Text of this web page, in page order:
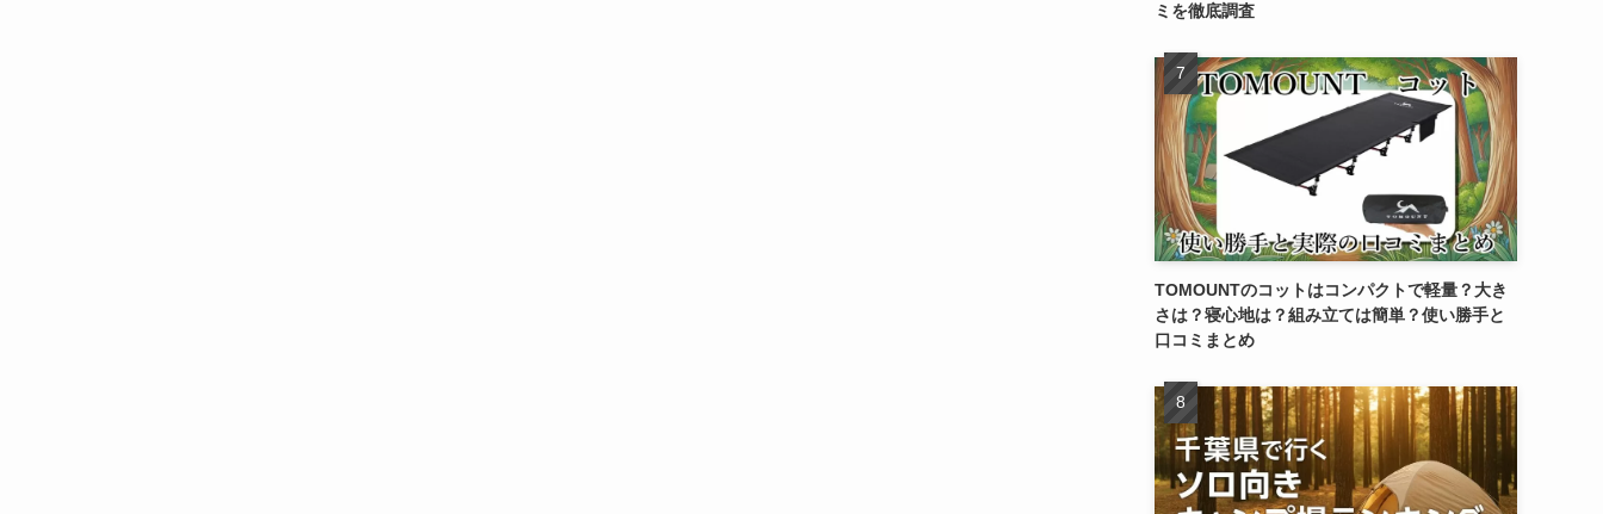
ミを徹底調査
TOMOUNTのコットはコンパクトで軽量？大き
さは？寝心地は？組み立ては簡単？使い勝手と
口コミまとめ